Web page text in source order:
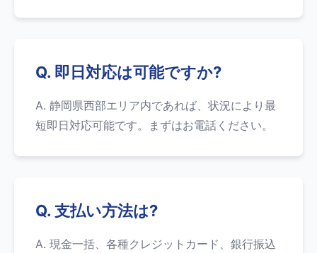
Q. 即日対応は可能ですか?
A. 静岡県西部エリア内であれば、状況により最
短即日対応可能です。まずはお電話ください。
Q. 支払い方法は?
A. 現金一括、各種クレジットカード、銀行振込